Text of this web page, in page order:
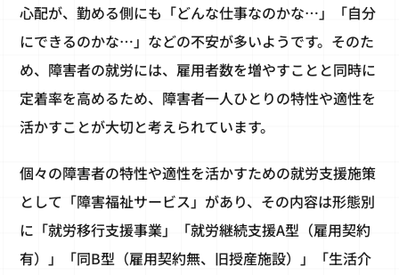
心配が、勤める側にも「どんな仕事なのかな…」「自分
にできるのかな…」などの不安が多いようです。そのた
め、障害者の就労には、雇用者数を増やすことと同時に
定着率を高めるため、障害者一人ひとりの特性や適性を
活かすことが大切と考えられています。
個々の障害者の特性や適性を活かすための就労支援施策
として「障害福祉サービス」があり、その内容は形態別
に「就労移行支援事業」「就労継続支援A型（雇用契約
有）」「同B型（雇用契約無、旧授産施設）」「生活介